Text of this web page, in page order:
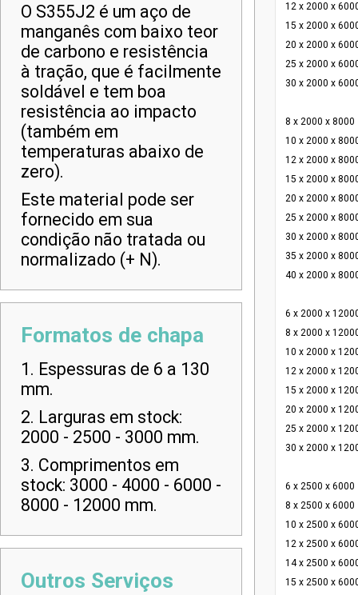
O S355J2 é um aço de
manganês com baixo teor
de carbono e resistência
à tração, que é facilmente
soldável e tem boa
resistência ao impacto
(também em
temperaturas abaixo de
zero).
Este material pode ser
fornecido em sua
condição não tratada ou
normalizado (+ N).
12 x 2000 x
15 x 2000 x
20 x 2000 x
25 x 2000 x
30 x 2000 x
8 x 2000 x 8000
10 x 2000 x
12 x 2000 x
15 x 2000 x
20 x 2000 x
25 x 2000 x
30 x 2000 x
35 x 2000 x
40 x 2000 x
6 x 2000 x
8 x 2000 x
10 x 2000 x
12 x 2000 x
15 x 2000 x
20 x 2000 x
25 x 2000 x
30 x 2000 x
6 x 2500 x 6000
8 x 2500 x 6000
10 x 2500 x
12 x 2500 x
14 x 2500 x
15 x 2500 x
Formatos de chapa
1. Espessuras de 6 a 130
mm.
2. Larguras em stock:
2000 - 2500 - 3000 mm.
3. Comprimentos em
stock: 3000 - 4000 - 6000 -
8000 - 12000 mm.
Outros Serviços